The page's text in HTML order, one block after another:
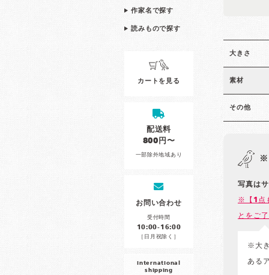
作家名で探す
読みもので探す
カートを見る
配送料
800円〜
一部除外地域あり
お問い合わせ
受付時間
10:00-16:00
［日月祝除く］
international
shipping
大きさ
素材
その他
※
写真は
※【1点
とをご
※大
ある